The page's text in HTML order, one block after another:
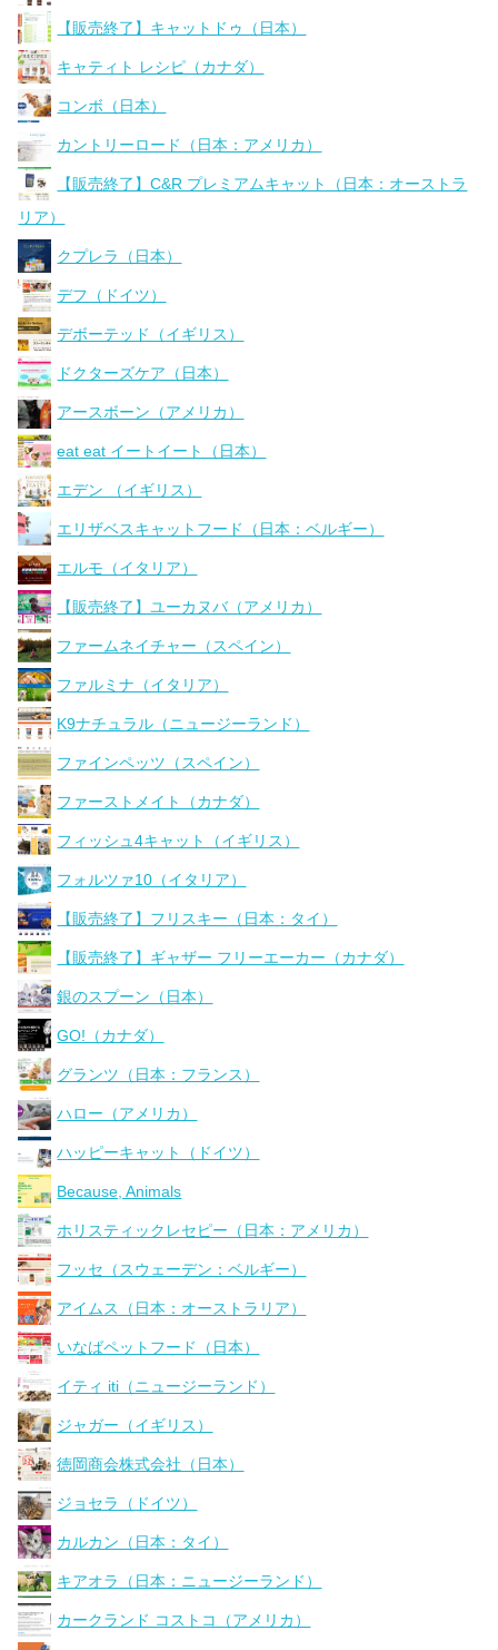
【販売終了】キャットドゥ（日本）
キャティト レシピ（カナダ）
コンボ（日本）
カントリーロード（日本：アメリカ）
【販売終了】C&R プレミアムキャット（日本：オーストラ
リア）
クプレラ（日本）
デフ（ドイツ）
デボーテッド（イギリス）
ドクターズケア（日本）
アースボーン（アメリカ）
eat eat イートイート（日本）
エデン （イギリス）
エリザベスキャットフード（日本：ベルギー）
エルモ（イタリア）
【販売終了】ユーカヌバ（アメリカ）
ファームネイチャー（スペイン）
ファルミナ（イタリア）
K9ナチュラル（ニュージーランド）
ファインペッツ（スペイン）
ファーストメイト（カナダ）
フィッシュ4キャット（イギリス）
フォルツァ10（イタリア）
【販売終了】フリスキー（日本：タイ）
【販売終了】ギャザー フリーエーカー（カナダ）
銀のスプーン（日本）
GO!（カナダ）
グランツ（日本：フランス）
ハロー（アメリカ）
ハッピーキャット（ドイツ）
Because, Animals
ホリスティックレセピー（日本：アメリカ）
フッセ（スウェーデン：ベルギー）
アイムス（日本：オーストラリア）
いなばペットフード（日本）
イティ iti（ニュージーランド）
ジャガー（イギリス）
徳岡商会株式会社（日本）
ジョセラ（ドイツ）
カルカン（日本：タイ）
キアオラ（日本：ニュージーランド）
カークランド コストコ（アメリカ）